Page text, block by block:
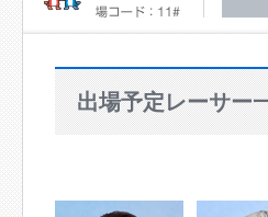
出場予定レーサー